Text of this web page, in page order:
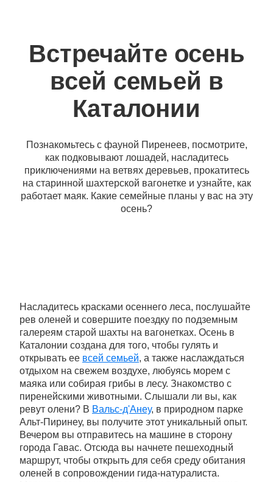
Встречайте осень
всей семьей в
Каталонии
Познакомьтесь с фауной Пиренеев, посмотрите,
как подковывают лошадей, насладитесь
приключениями на ветвях деревьев, прокатитесь
на старинной шахтерской вагонетке и узнайте, как
работает маяк. Какие семейные планы у вас на эту
осень?
Насладитесь красками осеннего леса, послушайте
рев оленей и совершите поездку по подземным
галереям старой шахты на вагонетках. Осень в
Каталонии создана для того, чтобы гулять и
открывать ее всей семьей, а также наслаждаться
отдыхом на свежем воздухе, любуясь морем с
маяка или собирая грибы в лесу. Знакомство с
пиренейскими животными. Слышали ли вы, как
ревут олени? В Вальс-д'Анеу, в природном парке
Альт-Пиринеу, вы получите этот уникальный опыт.
Вечером вы отправитесь на машине в сторону
города Гавас. Отсюда вы начнете пешеходный
маршрут, чтобы открыть для себя среду обитания
оленей в сопровождении гида-натуралиста.